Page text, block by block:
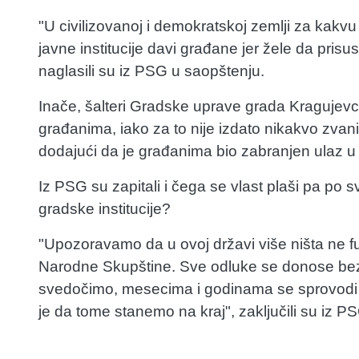
"U civilizovanoj i demokratskoj zemlji za
javne institucije davi građane jer žele da
naglasili su iz PSG u saopštenju.
Inače, šalteri Gradske uprave grada
građanima, iako za to nije izdato nikakvo
dodajući da je građanima bio zabranjen ulaz
Iz PSG su zapitali i čega se vlast plaši pa po
gradske institucije?
"Upozoravamo da u ovoj državi više ništa ne
Narodne Skupštine. Sve odluke se donose
svedočimo, mesecima i godinama se
je da tome stanemo na kraj", zaključili su iz